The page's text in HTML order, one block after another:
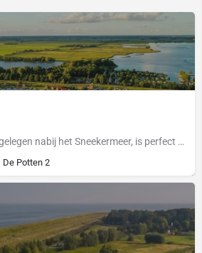
RCN de Potten, ideaal gelegen nabij het Sneekermeer, is perfect voor een visvakantie in het Friese…
De Potten 2